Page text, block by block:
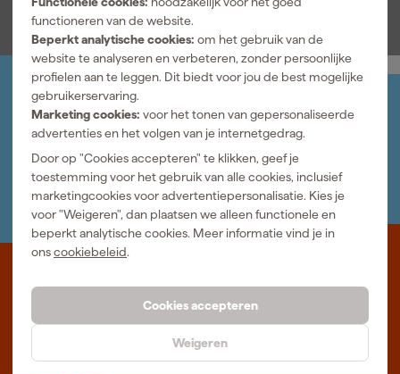
functioneren van de website.
Beperkt analytische cookies: om het gebruik van de
website te analyseren en verbeteren, zonder persoonlijke
profielen aan te leggen. Dit biedt voor jou de best mogelijke
gebruikerservaring.
Marketing cookies: voor het tonen van gepersonaliseerde
advertenties en het volgen van je internetgedrag.
Door op "Cookies accepteren" te klikken, geef je
toestemming voor het gebruik van alle cookies, inclusief
marketingcookies voor advertentiepersonalisatie. Kies je
voor "Weigeren", dan plaatsen we alleen functionele en
beperkt analytische cookies. Meer informatie vind je in
onscookiebeleid.
Cookies accepteren
Weigeren
Jouw account
Log-in en beheer je bestellingen en gegevens
Nieuwsbrief
Inschrijven wekelijkse nieuwsbrief
Wij helpen je graag
Neem contact op met één van onze specialisten.
Professioneel gereedschap met advies op maat: wij zijn dé online
specialist, wat je project ook is. Gereedschapcentrum is Beter